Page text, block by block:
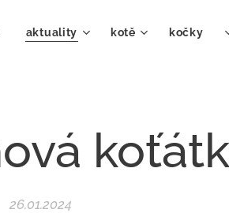
aktuality kotě kočky ♀
26.01.2024